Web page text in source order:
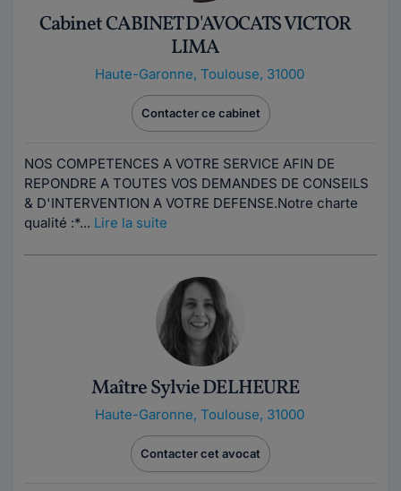
Cabinet CABINET D'AVOCATS VICTOR
LIMA
Haute-Garonne, Toulouse, 31000
Contacter ce cabinet
NOS COMPETENCES A VOTRE SERVICE AFIN DE
REPONDRE A TOUTES VOS DEMANDES DE CONSEILS
& D'INTERVENTION A VOTRE DEFENSE.Notre charte
qualité :*... Lire la suite
Maître Sylvie DELHEURE
Haute-Garonne, Toulouse, 31000
Contacter cet avocat